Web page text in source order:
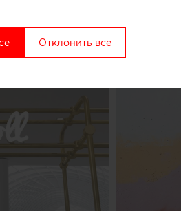
рассказывают авторы
Отклонить все